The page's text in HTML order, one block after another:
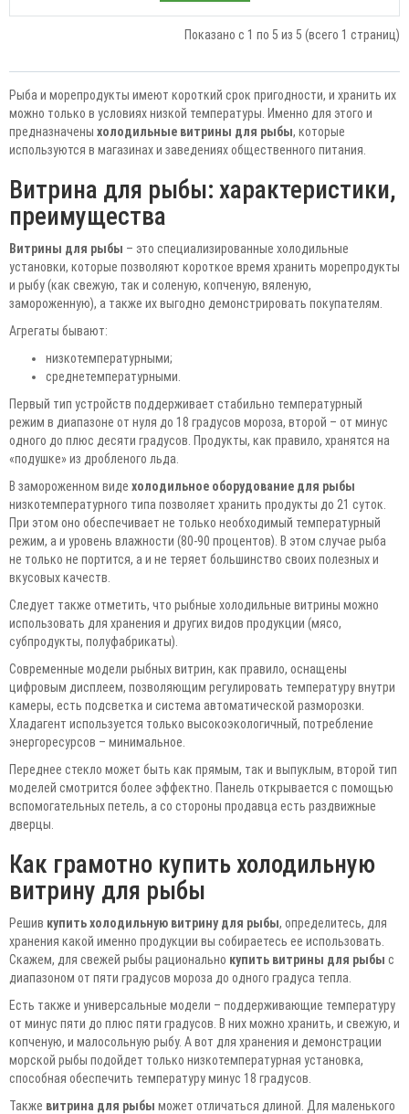
Показано с 1 по 5 из 5 (всего 1 страниц)
Рыба и морепродукты имеют короткий срок пригодности, и хранить их
можно только в условиях низкой температуры. Именно для этого и
предназначены холодильные витрины для рыбы, которые
используются в магазинах и заведениях общественного питания.
Витрина для рыбы: характеристики,
преимущества
Витрины для рыбы – это специализированные холодильные
установки, которые позволяют короткое время хранить морепродукты
и рыбу (как свежую, так и соленую, копченую, вяленую,
замороженную), а также их выгодно демонстрировать покупателям.
Агрегаты бывают:
низкотемпературными;
среднетемпературными.
Первый тип устройств поддерживает стабильно температурный
режим в диапазоне от нуля до 18 градусов мороза, второй – от минус
одного до плюс десяти градусов. Продукты, как правило, хранятся на
«подушке» из дробленого льда.
В замороженном виде холодильное оборудование для рыбы
низкотемпературного типа позволяет хранить продукты до 21 суток.
При этом оно обеспечивает не только необходимый температурный
режим, а и уровень влажности (80-90 процентов). В этом случае рыба
не только не портится, а и не теряет большинство своих полезных и
вкусовых качеств.
Следует также отметить, что рыбные холодильные витрины можно
использовать для хранения и других видов продукции (мясо,
субпродукты, полуфабрикаты).
Современные модели рыбных витрин, как правило, оснащены
цифровым дисплеем, позволяющим регулировать температуру внутри
камеры, есть подсветка и система автоматической разморозки.
Хладагент используется только высокоэкологичный, потребление
энергоресурсов – минимальное.
Переднее стекло может быть как прямым, так и выпуклым, второй тип
моделей смотрится более эффектно. Панель открывается с помощью
вспомогательных петель, а со стороны продавца есть раздвижные
дверцы.
Как грамотно купить холодильную
витрину для рыбы
Решив купить холодильную витрину для рыбы, определитесь, для
хранения какой именно продукции вы собираетесь ее использовать.
Скажем, для свежей рыбы рационально купить витрины для рыбы с
диапазоном от пяти градусов мороза до одного градуса тепла.
Есть также и универсальные модели – поддерживающие температуру
от минус пяти до плюс пяти градусов. В них можно хранить, и свежую, и
копченую, и малосольную рыбу. А вот для хранения и демонстрации
морской рыбы подойдет только низкотемпературная установка,
способная обеспечить температуру минус 18 градусов.
Также витрина для рыбы может отличаться длиной. Для маленького